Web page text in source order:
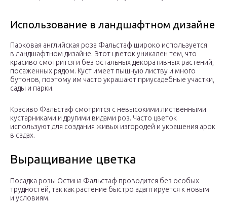
Использование в ландшафтном дизайне
Парковая английская роза Фальстаф широко используется
в ландшафтном дизайне. Этот цветок уникален тем, что
красиво смотрится и без остальных декоративных растений,
посаженных рядом. Куст имеет пышную листву и много
бутонов, поэтому им часто украшают приусадебные участки,
сады и парки.
Красиво Фальстаф смотрится с невысокими лиственными
кустарниками и другими видами роз. Часто цветок
используют для создания живых изгородей и украшения арок
в садах.
Выращивание цветка
Посадка розы Остина Фальстаф проводится без особых
трудностей, так как растение быстро адаптируется к новым
и условиям.